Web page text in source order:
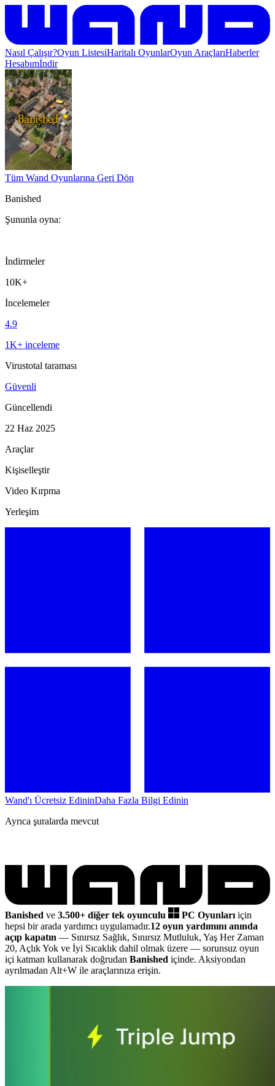
Nasıl Çalışır?Oyun ListesiHaritalı OyunlarOyun AraçlarıHaberler
Hesabımİndir
Tüm Wand Oyunlarına Geri Dön
Banished
Şununla oyna:
İndirmeler
10K+
İncelemeler
4.9
1K+ inceleme
Virustotal taraması
Güvenli
Güncellendi
22 Haz 2025
Araçlar
Kişiselleştir
Video Kırpma
Yerleşim
Wand'ı Ücretsiz EdininDaha Fazla Bilgi Edinin
Ayrıca şuralarda mevcut
Banished ve 3.500+ diğer tek oyunculu PC Oyunları için
hepsi bir arada yardımcı uygulamadır.12 oyun yardımını anında
açıp kapatın — Sınırsız Sağlık, Sınırsız Mutluluk, Yaş Her Zaman
20, Açlık Yok ve İyi Sıcaklık dahil olmak üzere — sorunsuz oyun
içi katman kullanarak doğrudan Banished içinde. Aksiyondan
ayrılmadan Alt+W ile araçlarınıza erişin.